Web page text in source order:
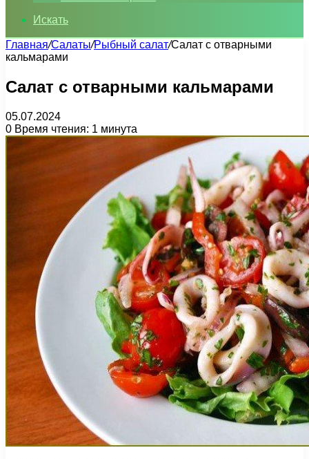
Искать
Главная/Салаты/Рыбный салат/Салат с отварными
кальмарами
Салат с отварными кальмарами
05.07.2024
0 Время чтения: 1 минута